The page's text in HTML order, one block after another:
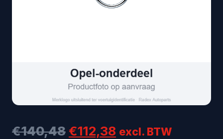
€140,48Oorspronkelijke
€112,38 Huidige
excl. BTW